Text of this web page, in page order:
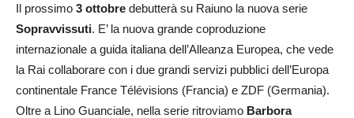
Il prossimo 3 ottobre debutterà su Raiuno la nuova serie
Sopravvissuti. E’ la nuova grande coproduzione
internazionale a guida italiana dell’Alleanza Europea, che vede
la Rai collaborare con i due grandi servizi pubblici dell’Europa
continentale France Télévisions (Francia) e ZDF (Germania).
Oltre a Lino Guanciale, nella serie ritroviamo Barbora